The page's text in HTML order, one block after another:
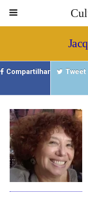
Compartilhar Tweet